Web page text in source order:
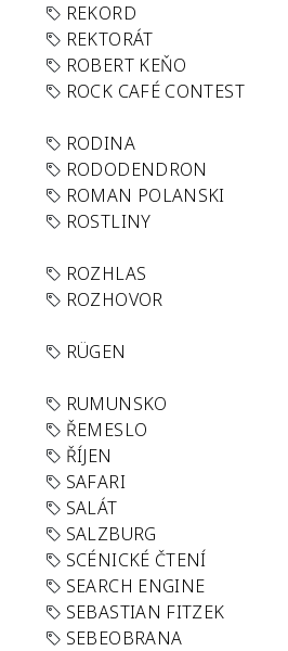
REKORD
REKTORÁT
ROBERT KEŇO
ROCK CAFÉ CONTEST
RODINA
RODODENDRON
ROMAN POLANSKI
ROSTLINY
ROZHLAS
ROZHOVOR
RÜGEN
RUMUNSKO
ŘEMESLO
ŘÍJEN
SAFARI
SALÁT
SALZBURG
SCÉNICKÉ ČTENÍ
SEARCH ENGINE
SEBASTIAN FITZEK
SEBEOBRANA